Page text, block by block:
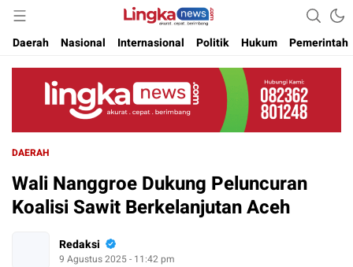
Lingkanews
Akurat. Cepat & Berimbang
Daerah
Nasional Internasional Politik Hukum Pemerintah
DAERAH
Wali Nanggroe Dukung Peluncuran
Koalisi Sawit Berkelanjutan Aceh
Redaksi
9 Agustus 2025 - 11:42 pm